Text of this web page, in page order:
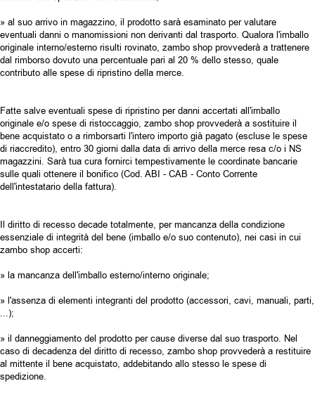
» al suo arrivo in magazzino, il prodotto sarà esaminato per valutare
eventuali danni o manomissioni non derivanti dal trasporto. Qualora l'imballo
originale interno/esterno risulti rovinato, zambo shop provvederà a trattenere
dal rimborso dovuto una percentuale pari al 20 % dello stesso, quale
contributo alle spese di ripristino della merce.
Fatte salve eventuali spese di ripristino per danni accertati all'imballo
originale e/o spese di ristoccaggio, zambo shop provvederà a sostituire il
bene acquistato o a rimborsarti l'intero importo già pagato (escluse le spese
di riaccredito), entro 30 giorni dalla data di arrivo della merce resa c/o i NS
magazzini. Sarà tua cura fornirci tempestivamente le coordinate bancarie
sulle quali ottenere il bonifico (Cod. ABI - CAB - Conto Corrente
dell'intestatario della fattura).
Il diritto di recesso decade totalmente, per mancanza della condizione
essenziale di integrità del bene (imballo e/o suo contenuto), nei casi in cui
zambo shop accerti:
» la mancanza dell'imballo esterno/interno originale;
» l'assenza di elementi integranti del prodotto (accessori, cavi, manuali, parti,
...);
» il danneggiamento del prodotto per cause diverse dal suo trasporto. Nel
caso di decadenza del diritto di recesso, zambo shop provvederà a restituire
al mittente il bene acquistato, addebitando allo stesso le spese di
spedizione.